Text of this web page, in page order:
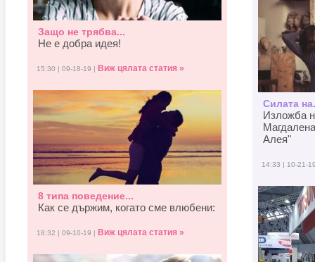
Защо не трябва...
Не е добра идея!
15:30 | 09-18-19 | Виж цялата статия »
8 типа поведение...
Как се държим, когато смe влюбени:
18:32 | 09-10-19 | Виж цялата статия »
Силата
Изложба
Алея"
14:33 | 10-21-